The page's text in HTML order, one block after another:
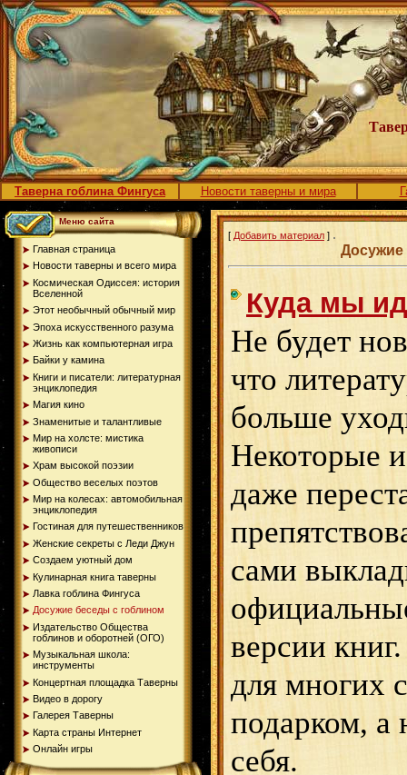
Таверна гоблина Фингуса Новости таверны и мира
Меню сайта
Главная страница
Новости таверны и всего мира
Космическая Одиссея: история
Вселенной
Этот необычный обычный мир
Эпоха искусственного разума
Жизнь как компьютерная игра
Байки у камина
Книги и писатели: литературная
энциклопедия
Магия кино
Знаменитые и талантливые
Мир на холсте: мистика
живописи
Храм высокой поэзии
Общество веселых поэтов
Мир на колесах: автомобильная
энциклопедия
Гостиная для путешественников
Женские секреты с Леди Джун
Создаем уютный дом
Кулинарная книга таверны
Лавка гоблина Фингуса
Досужие беседы с гоблином
Издательство Общества
гоблинов и оборотней (ОГО)
Музыкальная школа:
инструменты
Концертная площадка Таверны
Видео в дорогу
Галерея Таверны
Карта страны Интернет
Онлайн игры
[ Добавить материал ] .
Досужие
Куда мы
Не будет
что
больше
Некоторые
даже
сами
версии
для многих
подарком, а
себя.